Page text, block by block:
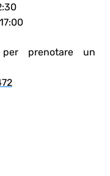
prenotare un